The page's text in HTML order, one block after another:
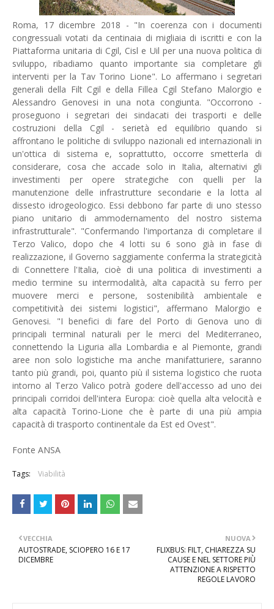
Roma, 17 dicembre 2018 - "In coerenza con i documenti
congressuali votati da centinaia di migliaia di iscritti e con la
Piattaforma unitaria di Cgil, Cisl e Uil per una nuova politica di
sviluppo, ribadiamo quanto importante sia completare gli
interventi per la Tav Torino Lione". Lo affermano i segretari
generali della Filt Cgil e della Fillea Cgil Stefano Malorgio e
Alessandro Genovesi in una nota congiunta. "Occorrono -
proseguono i segretari dei sindacati dei trasporti e delle
costruzioni della Cgil - serietà ed equilibrio quando si
affrontano le politiche di sviluppo nazionali ed internazionali in
un'ottica di sistema e, soprattutto, occorre smetterla di
considerare, cosa che accade solo in Italia, alternativi gli
investimenti per opere strategiche con quelli per la
manutenzione delle infrastrutture secondarie e la lotta al
dissesto idrogeologico. Essi debbono far parte di uno stesso
piano unitario di ammodernamento del nostro sistema
infrastrutturale". "Confermando l'importanza di completare il
Terzo Valico, dopo che 4 lotti su 6 sono già in fase di
realizzazione, il Governo saggiamente conferma la strategicità
di Connettere l'Italia, cioè di una politica di investimenti a
medio termine su intermodalità, alta capacità su ferro per
muovere merci e persone, sostenibilità ambientale e
competitività dei sistemi logistici", affermano Malorgio e
Genovesi. "I benefici di fare del Porto di Genova uno di
principali terminal naturali per le merci del Mediterraneo,
connettendo la Liguria alla Lombardia e al Piemonte, grandi
aree non solo logistiche ma anche manifatturiere, saranno
tanto più grandi, poi, quanto più il sistema logistico che ruota
intorno al Terzo Valico potrà godere dell'accesso ad uno dei
principali corridoi dell'intera Europa: cioè quella alta velocità e
alta capacità Torino-Lione che è parte di una più ampia
capacità di trasporto continentale da Est ed Ovest".
Fonte ANSA
Tags: Viabilità
NUOVA
FLIXBUS: FILT, CHIAREZZA SU
CAUSE E NEL SETTORE PIÙ
ATTENZIONE A RISPETTO
REGOLE LAVORO
VECCHIA
AUTOSTRADE, SCIOPERO 16 E 17
DICEMBRE